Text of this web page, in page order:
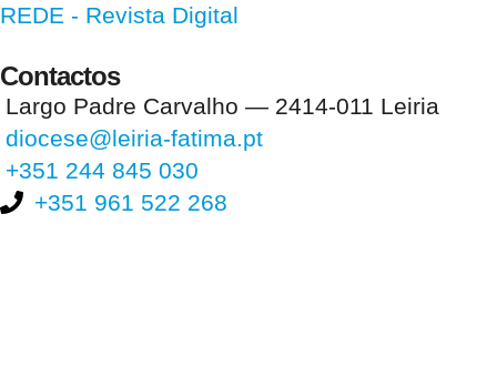
REDE - Revista Digital
Contactos
Largo Padre Carvalho — 2414-011 Leiria
diocese@leiria-fatima.pt
+351 244 845 030
+351 961 522 268